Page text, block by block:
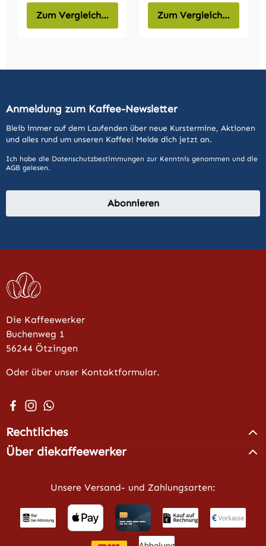
Zum Vergleich hinzufügen Zum Vergleich
Anmeldung zum Kaffee-Newsletter
Bleib immer auf dem Laufenden über neue Kurstermine, Aktionen
und alles rund um unseren Kaffee! Melde dich jetzt an.
Ich habe die Datenschutzbestimmungen zur Kenntnis genommen und die
AGB gelesen.
Abonnieren
Die Kaffeewerker
Buchenweg 1
56244 Ötzingen
Oder über unser Kontaktformular.
Besuche uns auf Facebook – öffnet in neuem Tab
Schau auf Instagram vorbei – öffnet in neuem Tab
Schreib uns auf WhatsApp – öffnet in neuem
Rechtliches
Über diekaffeewerker
Unsere Versand- und Zahlungsarten: